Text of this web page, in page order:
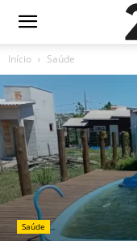
Início Saúde
Saúde